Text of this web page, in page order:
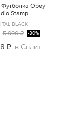
XS
Obey
Stamp
BLACK
5 990 ₽ -30%
₽ в Сплит